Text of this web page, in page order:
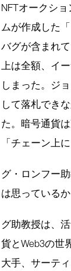
NFTオークシ
ムが作成した
バグが含まれ
上は全額、イ
しまった。ジ
して落札でき
た。暗号通貨
「チェーン上
グ・ロンフー
は思っているか
グ助教授は、
貨とWeb3の世
大手、サーテ